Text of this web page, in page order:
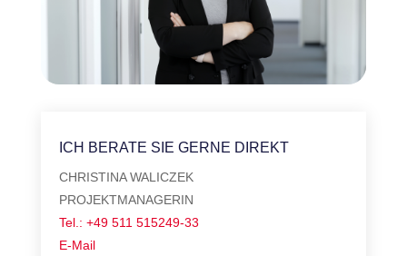
ICH BERATE SIE GERNE DIREKT
CHRISTINA WALICZEK
PROJEKTMANAGERIN
Tel.: +49 511 515249-33
E-Mail